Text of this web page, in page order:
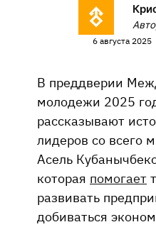
6 августа 2025
В преддверии
молодежи 2025
рассказывают
лидеров со всего
Асель
которая помогает
развивать
добиваться